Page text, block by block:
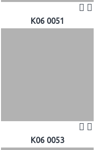
K06 0051
K06 0053